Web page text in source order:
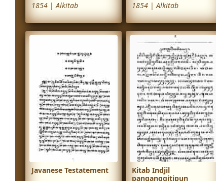
1854 |Alkitab
1854|Alkitab
Javanese Testatement
Kitab Indjil
panganggitipun